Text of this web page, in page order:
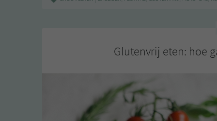
Glutenvrij eten: hoe